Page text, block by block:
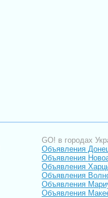
GO! в городах
Объявления
Объявления
Объявления
Объявления
Объявления
Объявления